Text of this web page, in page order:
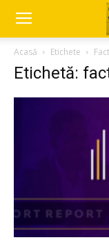
Acasă Etichete
Etichetă: